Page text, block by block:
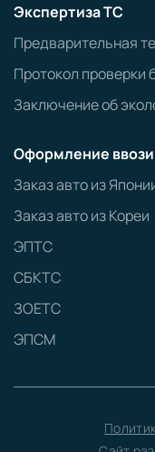
Экспертиза ТС
Предварительная
Протокол проверки
Заключение об
Оформление
Заказ авто из
Заказ авто из Кореи
ЭПТС
СБКТС
ЗОЕТС
ЭПСМ